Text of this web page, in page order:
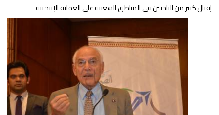
إقبال كبير من الناخبين في المناطق الشعبية على العملية الإنتخابية